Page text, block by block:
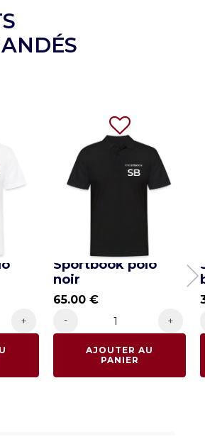
+
Sportbook polo
noir
65.00€
- +
AJOUTER AU
PANIER